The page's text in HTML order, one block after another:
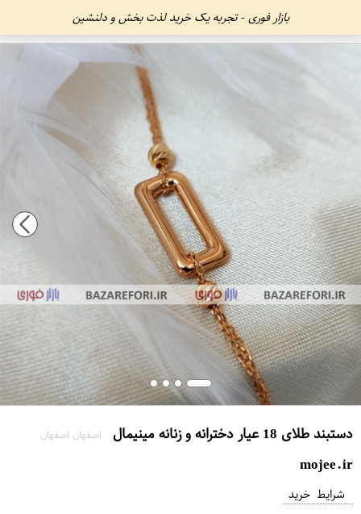
بازار فوری - تجربه یک خرید لذت بخش و دلنشین
دستبند طلای 18 عیار دخترانه و زنانه مینیمال اصفهان اصفهان
mojee.ir
شرایط خرید